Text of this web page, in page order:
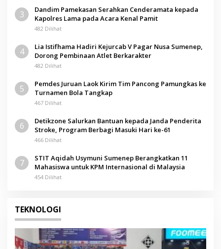
3
Dandim Pamekasan Serahkan Cenderamata kepada
Kapolres Lama pada Acara Kenal Pamit
482 Dilihat
4
Lia Istifhama Hadiri Kejurcab V Pagar Nusa Sumenep,
Dorong Pembinaan Atlet Berkarakter
482 Dilihat
5
Pemdes Juruan Laok Kirim Tim Pancong Pamungkas ke
Turnamen Bola Tangkap
467 Dilihat
6
Detikzone Salurkan Bantuan kepada Janda Penderita
Stroke, Program Berbagi Masuki Hari ke-61
466 Dilihat
7
STIT Aqidah Usymuni Sumenep Berangkatkan 11
Mahasiswa untuk KPM Internasional di Malaysia
454 Dilihat
TEKNOLOGI